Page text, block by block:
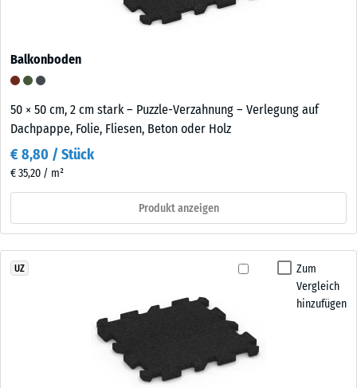
Balkonboden
50 × 50 cm, 2 cm stark – Puzzle-Verzahnung – Verlegung auf
Dachpappe, Folie, Fliesen, Beton oder Holz
€ 8,80 / Stück
€ 35,20 / m²
Produkt anzeigen
Zum
Vergleich
hinzufügen
UZ